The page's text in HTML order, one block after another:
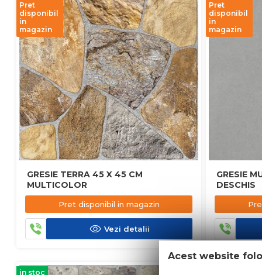
Pret
disponibil
in
magazin
GRESIE TERRA 45 X 45 CM
MULTICOLOR
Pret disponibil in magazin
Vezi detalii
Pret
disponibil
in
magazin
GRESIE
DESCHIS
in stoc
Acest website